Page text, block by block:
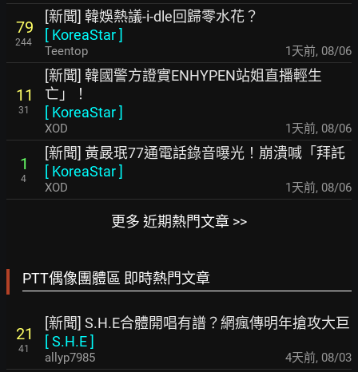
79
244
[新聞] 韓娛熱議-i-dle回歸零水花？
[ KoreaStar]
Teentop 1天前, 08/06
11
31
[新聞] 韓國警方證實ENHYPEN站姐直播輕生
亡」！
[ KoreaStar]
XOD 1天前, 08/06
1
4
[新聞] 黃晸珉77通電話錄音曝光！崩潰喊「拜託
[ KoreaStar]
XOD 1天前, 08/06
更多 近期熱門文章 >>
PTT偶像團體區 即時熱門文章
21
41
[新聞] S.H.E合體開唱有譜？網瘋傳明年搶攻大巨
[S.H.E]
allyp7985 4天前, 08/03